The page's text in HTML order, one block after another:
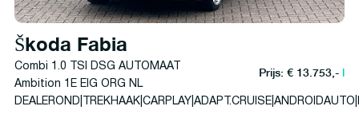
Škoda Fabia
Combi 1.0 TSI DSG AUTOMAAT
Ambition 1E EIG ORG NL
Prijs: € 13.753,-l